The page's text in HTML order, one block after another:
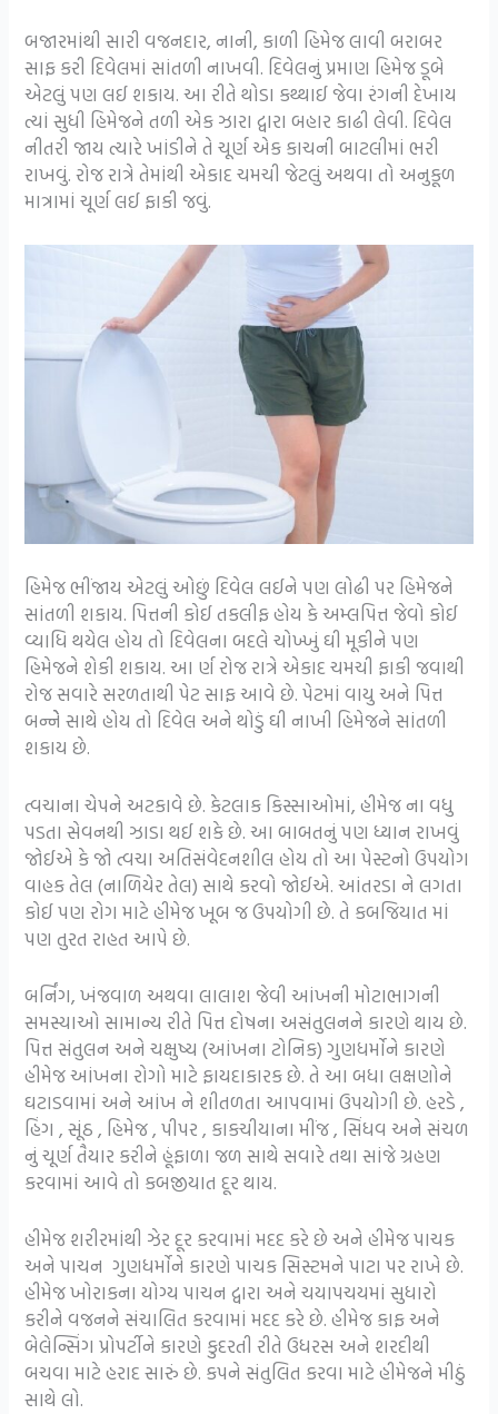
બજારમાંથી સારી વજનદાર, નાની, કાળી હિમેજ લાવી બરાબર
સાફ કરી દિવેલમાં સાંતળી નાખવી. દિવેલનું પ્રમાણ હિમેજ ડૂબે
એટલું પણ લઈ શકાય. આ રીતે થોડા કથ્થાઈ જેવા રંગની દેખાય
ત્યાં સુધી હિમેજને તળી એક ઝારા દ્વારા બહાર કાઢી લેવી. દિવેલ
નીતરી જાય ત્યારે ખાંડીને તે ચૂર્ણ એક કાચની બાટલીમાં ભરી
રાખવું. રોજ રાત્રે તેમાંથી એકાદ ચમચી જેટલું અથવા તો અનુકૂળ
માત્રામાં ચૂર્ણ લઈ ફાકી જવું.
હિમેજ ભીંજાય એટલું ઓછું દિવેલ લઈને પણ લોઢી પર હિમેજને
સાંતળી શકાય. પિત્તની કોઈ તકલીફ હોય કે અમ્લપિત્ત જેવો કોઈ
વ્યાધિ થયેલ હોય તો દિવેલના બદલે ચોખ્ખું ઘી મૂકીને પણ
હિમેજને શેકી શકાય. આ ર્ણ રોજ રાત્રે એકાદ ચમચી ફાકી જવાથી
રોજ સવારે સરળતાથી પેટ સાફ આવે છે. પેટમાં વાયુ અને પિત્ત
બન્નેે સાથે હોય તો દિવેલ અને થોડું ઘી નાખી હિમેજને સાંતળી
શકાય છે.
ત્વચાના ચેપને અટકાવે છે. કેટલાક કિસ્સાઓમાં, હીમેજ ના વધુ
પડતા સેવનથી ઝાડા થઈ શકે છે. આ બાબતનું પણ ધ્યાન રાખવું
જોઈએ કે જો ત્વચા અતિસંવેદનશીલ હોય તો આ પેસ્ટનો ઉપયોગ
વાહક તેલ (નાળિયેર તેલ) સાથે કરવો જોઈએ. આંતરડા ને લગતા
કોઈ પણ રોગ માટે હીમેજ ખૂબ જ ઉપયોગી છે. તે કબજિયાત માં
પણ તુરત રાહત આપે છે.
બર્નિંગ, ખંજવાળ અથવા લાલાશ જેવી આંખની મોટાભાગની
સમસ્યાઓ સામાન્ય રીતે પિત્ત દોષના અસંતુલનને કારણે થાય છે.
પિત્ત સંતુલન અને ચક્ષુષ્ય (આંખના ટોનિક) ગુણધર્મોને કારણે
હીમેજ આંખના રોગો માટે ફાયદાકારક છે. તે આ બધા લક્ષણોને
ઘટાડવામાં અને આંખ ને શીતળતા આપવામાં ઉપયોગી છે. હરડે ,
હિંગ , સૂંઠ , હિમેજ , પીપર , કાકચીયાના મીંજ , સિંધવ અને સંચળ
નું ચૂર્ણ તૈયાર કરીને હૂંફાળા જળ સાથે સવારે તથા સાંજે ગ્રહણ
કરવામાં આવે તો કબજીયાત દૂર થાય.
હીમેજ શરીરમાંથી ઝેર દૂર કરવામાં મદદ કરે છે અને હીમેજ પાચક
અને પાચન ગુણધર્મોને કારણે પાચક સિસ્ટમને પાટા પર રાખે છે.
હીમેજ ખોરાકના યોગ્ય પાચન દ્વારા અને ચયાપચયમાં સુધારો
કરીને વજનને સંચાલિત કરવામાં મદદ કરે છે. હીમેજ કાફ અને
બેલેન્સિંગ પ્રોપર્ટીને કારણે કુદરતી રીતે ઉધરસ અને શરદીથી
બચવા માટે હરાદ સારું છે. કપને સંતુલિત કરવા માટે હીમેજને મીઠું
સાથે લો.